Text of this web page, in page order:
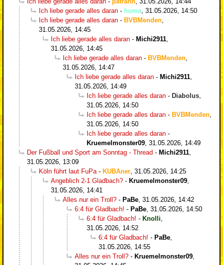
Ich liebe gerade alles daran - huma 31.05.2026, 14:50
Ich liebe gerade alles daran - BVBMenden
31.05.2026, 14:45
Ich liebe gerade alles daran - Michi2911
31.05.2026, 14:45
Ich liebe gerade alles daran - BVBMenden
31.05.2026, 14:47
Ich liebe gerade alles daran - Michi2911
31.05.2026, 14:49
Ich liebe gerade alles daran - Diabolus
31.05.2026, 14:50
Ich liebe gerade alles daran - BVBMenden
31.05.2026, 14:50
Ich liebe gerade alles daran -
Kruemelmonster09 31.05.2026, 14:49
Der Fußball und Sport am Sonntag - Thread - Michi2911
31.05.2026, 13:09
Köln führt laut FuPa - KUBAner 31.05.2026, 14:25
Angeblich 2-1 Gladbach? - Kruemelmonster09
31.05.2026, 14:41
Alles nur ein Troll? - PaBe 31.05.2026, 14:42
6:4 für Gladbach! - PaBe 31.05.2026, 14:50
6:4 für Gladbach! - Knolli
31.05.2026, 14:52
6:4 für Gladbach! - PaBe
31.05.2026, 14:55
Alles nur ein Troll? - Kruemelmonster09